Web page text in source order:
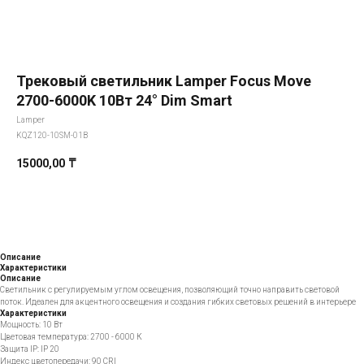
Трековый светильник Lamper Focus Move
2700-6000K 10Вт 24° Dim Smart
Lamper
KQZ120-10SM-01B
15000,00 ₸
Описание
Характеристики
Описание
Светильник с регулируемым углом освещения, позволяющий точно направить световой
поток. Идеален для акцентного освещения и создания гибких световых решений в интерьере
Характеристики
Мощность: 10 Вт
Цветовая температура: 2700 - 6000 К
Защита IP: IP 20
Индекс цветопередачи: 90 CRI